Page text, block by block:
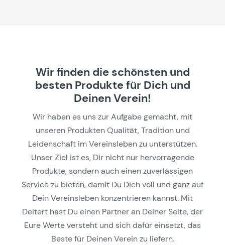
Wir finden die schönsten und
besten Produkte für Dich und
Deinen Verein!
Wir haben es uns zur Aufgabe gemacht, mit
unseren Produkten Qualität, Tradition und
Leidenschaft im Vereinsleben zu unterstützen.
Unser Ziel ist es, Dir nicht nur hervorragende
Produkte, sondern auch einen zuverlässigen
Service zu bieten, damit Du Dich voll und ganz auf
Dein Vereinsleben konzentrieren kannst. Mit
Deitert hast Du einen Partner an Deiner Seite, der
Eure Werte versteht und sich dafür einsetzt, das
Beste für Deinen Verein zu liefern.